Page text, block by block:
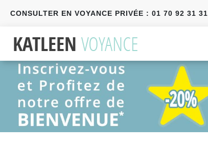
CONSULTER EN VOYANCE PRIVÉE : 01 70 92 31 31